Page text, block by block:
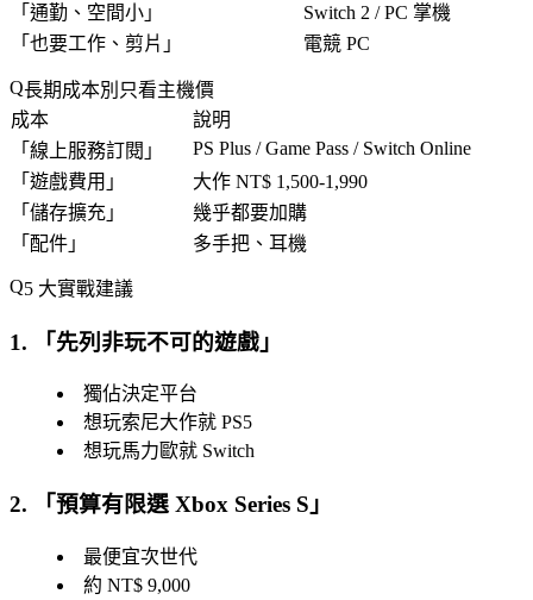
「 通勤、空間小 」
Switch 2 / PC 掌機
「 也要工作、剪片 」 電競 PC
長期成本別只看主機價
成本
說明
「 線上服務訂閱 」
PS Plus / Game Pass / Switch Online
「 遊戲費用 」
大作 NT$ 1,500-1,990
「 儲存擴充 」
幾乎都要加購
「 配件 」 多手把、耳機
5 大實戰建議
1. 「先列非玩不可的遊戲 」
獨佔決定平台
想玩索尼大作就 PS5
想玩馬力歐就 Switch
2. 「預算有限選 Xbox Series S 」
最便宜次世代
約 NT$ 9,000